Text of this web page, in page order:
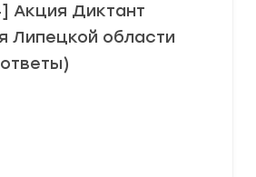
Акция Диктант
Липецкой области